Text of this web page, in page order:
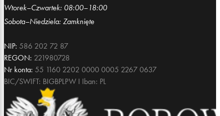
NIP: 586 202 72 87
REGON: 221980728
Nr konta: 55 1160 2202 0000 0005 2267 0637
BIC/SWIFT: BIGBPLPW I Iban: PL
Wtorek–Czwartek: 08:00–18:00
Sobota–Niedziela: Zamknięte